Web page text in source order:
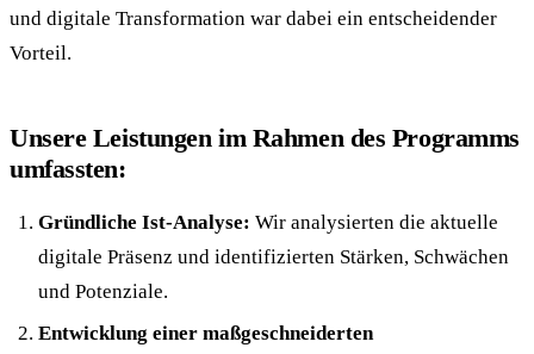
und digitale Transformation war dabei ein entscheidender
Vorteil.
Unsere Leistungen im Rahmen des Programms
umfassten:
Gründliche Ist-Analyse: Wir analysierten die aktuelle
digitale Präsenz und identifizierten Stärken, Schwächen
und Potenziale.
Entwicklung einer maßgeschneiderten